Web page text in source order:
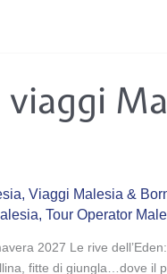
viaggi
, Viaggi Malesia &
, Tour Operator
2027 Le rive
fitte di giungla…dove il